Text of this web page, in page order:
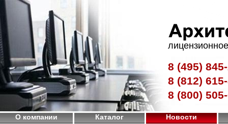
8 (495)
8 (812)
8 (800)
О компании Каталог Новости